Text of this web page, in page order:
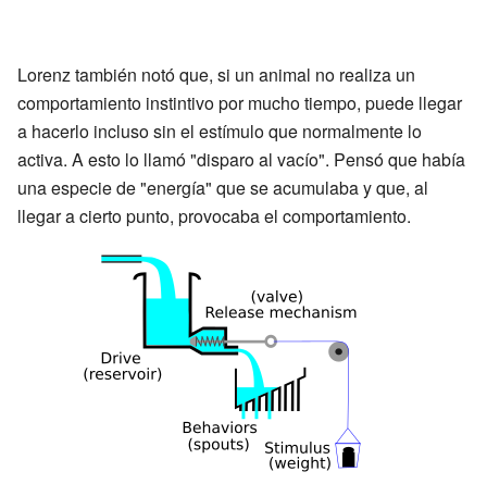
Lorenz también notó que, si un animal no realiza un
comportamiento instintivo por mucho tiempo, puede llegar
a hacerlo incluso sin el estímulo que normalmente lo
activa. A esto lo llamó "disparo al vacío". Pensó que había
una especie de "energía" que se acumulaba y que, al
llegar a cierto punto, provocaba el comportamiento.